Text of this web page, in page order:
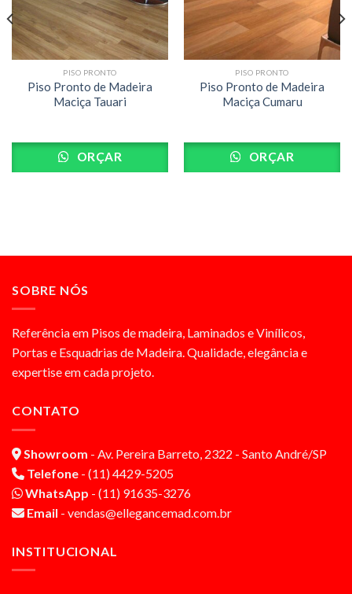
PISO PRONTO
Piso Pronto de Madeira
Maciça Tauari
ORÇAR
PISO PRONTO
Piso Pronto de Madeira
Maciça Cumaru
ORÇAR
SOBRE NÓS
Referência em Pisos de madeira, Laminados e Vinílicos,
Portas e Esquadrias de Madeira. Qualidade, elegância e
expertise em cada projeto.
CONTATO
Showroom - Av. Pereira Barreto, 2322 - Santo André/SP
Telefone - (11) 4429-5205
WhatsApp - (11) 91635-3276
Email - vendas@ellegancemad.com.br
INSTITUCIONAL